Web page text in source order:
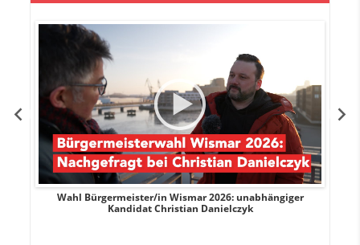
Wahl Bürgermeister/in Wismar 2026: unabhängiger
Kandidat Christian Danielczyk